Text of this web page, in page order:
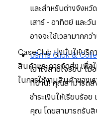
และสำหรับต่างจังหวั
เสาร์ - อาทิตย์ และ
อาจจะใช้เวลามากกว่
บริการ Click &
เอาใจสายใจร้อน ไ
ที่บ้าน! คุณสามารถสั่
ชำระเงินให้เรียบร้อ
คุณ โดยสามารถรับสิ
CaseClub มุ่งมั่นให้บริ
สินค้าและการจัดส่ง เพื่
ในการใช้งานสินค้าของเร